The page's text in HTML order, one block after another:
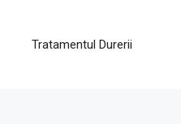
Tratamentul Durerii